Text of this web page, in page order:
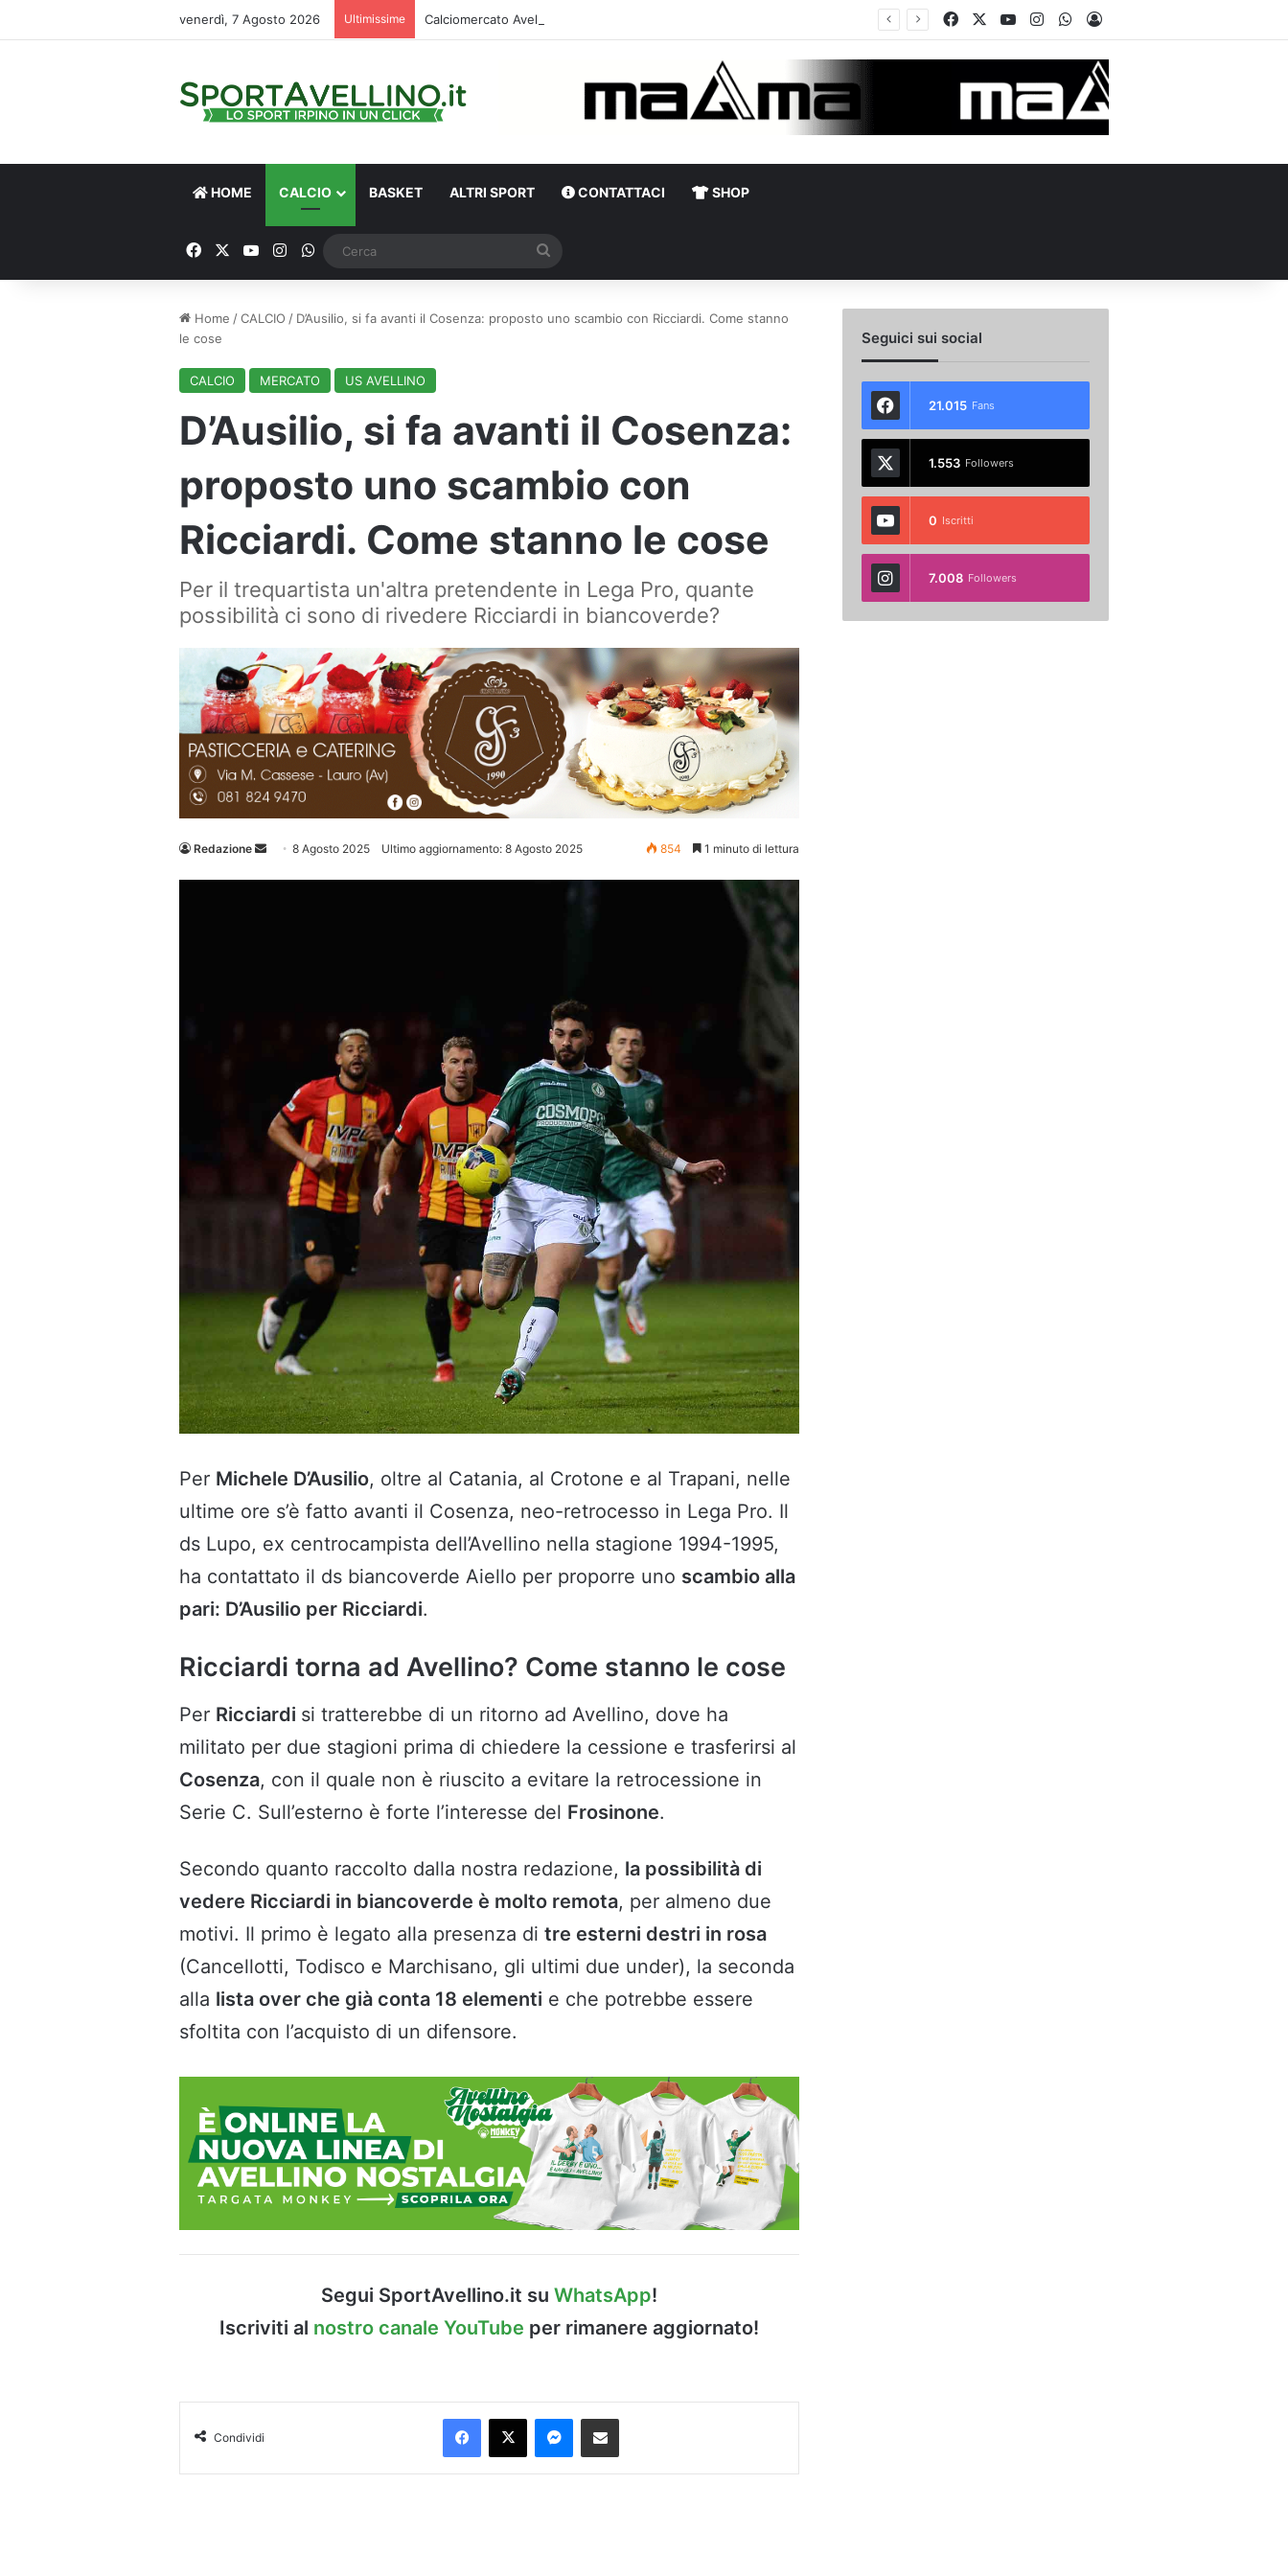
venerdì, 7 Agosto 2026 Ultimissime Calciomercato Avellino, definita una doppia cessione. E sullo sfondo… FacebookYou TubeInstagramWhatsApp
Accedi
HOME CALCIO BASKET ALTRI SPORT CONTATTACI SHOP
FacebookYou TubeInstagram
WhatsApp
Home /CALCIO / D’Ausilio, si fa avanti il Cosenza: proposto uno scambio con Ricciardi. Come stanno
le cose
CALCIO MERCATO US AVELLINO
D’Ausilio, si fa avanti il Cosenza:
proposto uno scambio con
Ricciardi. Come stanno le cose
Per il trequartista un'altra pretendente in Lega Pro, quante
possibilità ci sono di rivedere Ricciardi in biancoverde?
Redazione
Invia 8 Agosto 2025 Ultimo aggiornamento: 8 Agosto 2025 854 1 minuto di lettura
Per Michele D’Ausilio, oltre al Catania, al Crotone e al Trapani, nelle
ultime ore s’è fatto avanti il Cosenza, neo-retrocesso in Lega Pro. Il
ds Lupo, ex centrocampista dell’Avellino nella stagione 1994-1995,
ha contattato il ds biancoverde Aiello per proporre uno scambio alla
pari: D’Ausilio per Ricciardi.
Ricciardi torna ad Avellino? Come stanno le cose
Per Ricciardi si tratterebbe di un ritorno ad Avellino, dove ha
militato per due stagioni prima di chiedere la cessione e trasferirsi al
Cosenza, con il quale non è riuscito a evitare la retrocessione in
Serie C. Sull’esterno è forte l’interesse del Frosinone.
Secondo quanto raccolto dalla nostra redazione, la possibilità di
vedere Ricciardi in biancoverde è molto remota, per almeno due
motivi. Il primo è legato alla presenza di tre esterni destri in rosa
(Cancellotti, Todisco e Marchisano, gli ultimi due under), la seconda
alla lista over che già conta 18 elementi e che potrebbe essere
sfoltita con l’acquisto di un difensore.
Segui SportAvellino.it su WhatsApp!
Iscriviti al nostro canale YouTube per rimanere aggiornato!
Condividi
Facebook
X Messenger
Condividi via Email
Seguici sui social
21.015 Fans
1.553 Followers
0 Iscritti
7.008 Followers